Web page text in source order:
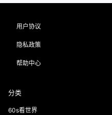
用户协议
隐私政策
帮助中心
分类
60s看世界